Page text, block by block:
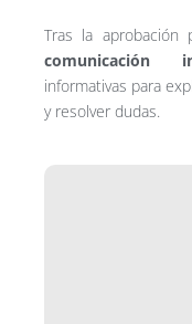
Tras la
comunicación
informativas para
y resolver dudas.